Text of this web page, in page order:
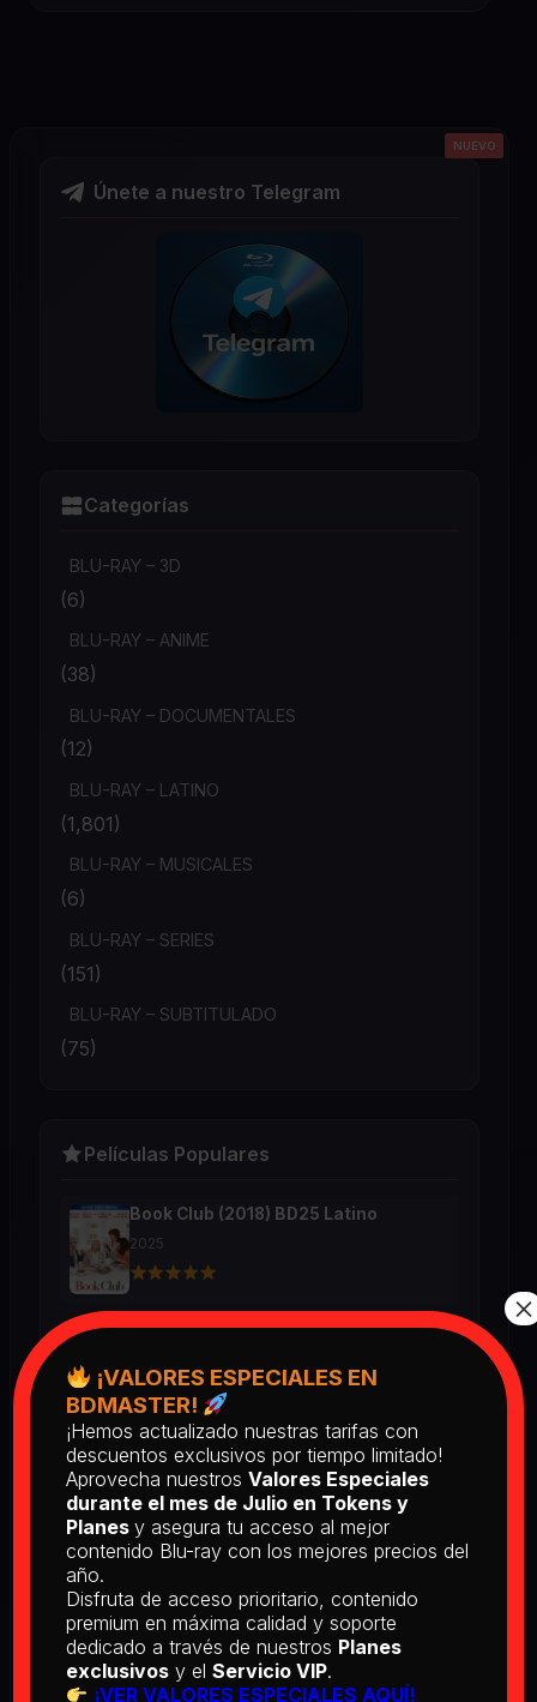
Únete a nuestro Telegram
Categorías
BLU-RAY – 3D
(6)
BLU-RAY – ANIME
(38)
BLU-RAY – DOCUMENTALES
(12)
BLU-RAY – LATINO
(1,801)
BLU-RAY – MUSICALES
(6)
BLU-RAY – SERIES
(151)
BLU-RAY – SUBTITULADO
(75)
Películas Populares
Book Club (2018) BD25 Latino
2025
2025
[PEDIDO] The Man Who Fell to
Earth [Criterion Collection] (1976)
BD25 Subtitulado
2026
[PEDIDO] Boogie Nights (1997) BD25
Latino
2026
NUEVO
NUEVO
NUEVO
NUEVO
NUEVO
¡VALORES ESPECIALES EN
BDMASTER!
¡Hemos actualizado nuestras tarifas con
descuentos exclusivos por tiempo limitado!
Aprovecha nuestros Valores Especiales
durante el mes de Julio en Tokens y
Planes y asegura tu acceso al mejor
contenido Blu-ray con los mejores precios del
año.
Disfruta de acceso prioritario, contenido
premium en máxima calidad y soporte
dedicado a través de nuestros Planes
exclusivos y el Servicio VIP.
¡VER VALORES ESPECIALES AQUÍ!
×